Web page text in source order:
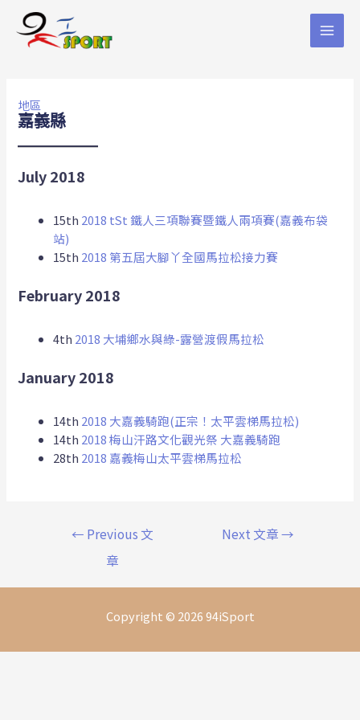
地區
嘉義縣
July 2018
15th 2018 tSt 鐵人三項聯賽暨鐵人兩項賽(嘉義布袋
站)
15th 2018 第五屆大腳丫全國馬拉松接力賽
February 2018
4th 2018 大埔鄉水與綠-露營渡假馬拉松
January 2018
14th 2018 大嘉義騎跑(正宗！太平雲梯馬拉松)
14th 2018 梅山汗路文化觀光祭 大嘉義騎跑
28th 2018 嘉義梅山太平雲梯馬拉松
← Previous 文
章
Next 文章→
Copyright © 2026 94iSport